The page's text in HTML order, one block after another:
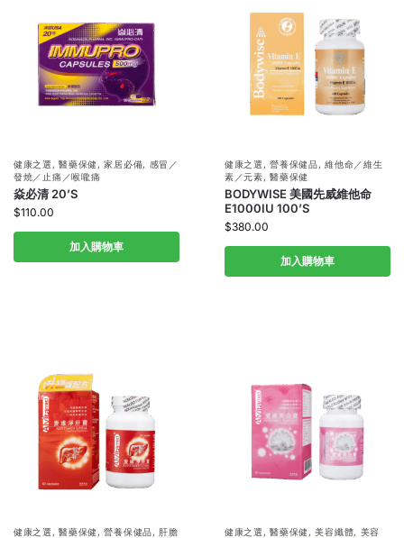
健康之選 ,醫藥保健,家居必備, 感冒／
發燒／止痛／喉嚨痛
焱必清 20’S
$110.00
加入購物車
健康之選 ,營養保健品,維他命／維生
素／元素,醫藥保健
BODYWISE 美國先威維他命
E1000IU 100’S
$380.00
加入購物車
健康之選 ,醫藥保健,營養保健品, 肝膽
健康之選 ,醫藥保健,美容纖體, 美容